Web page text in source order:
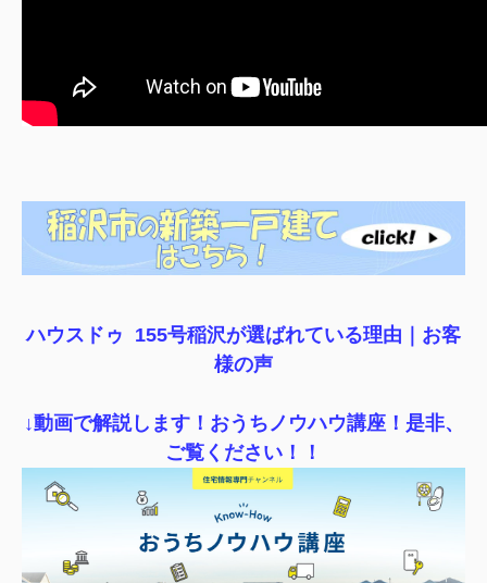
ハウスドゥ 155号稲沢が選ばれている理由｜ お客
様の声
↓動画で解説します！おうちノウハウ講座！是非、
ご覧ください！！